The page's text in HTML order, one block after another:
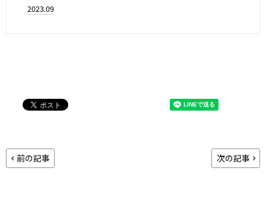
2023.09
前の記事 次の記事